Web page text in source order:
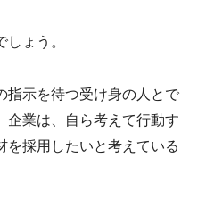
しょう。
指示を待つ受け身の人とで
企業は、自ら考えて行動す
を採用したいと考えている